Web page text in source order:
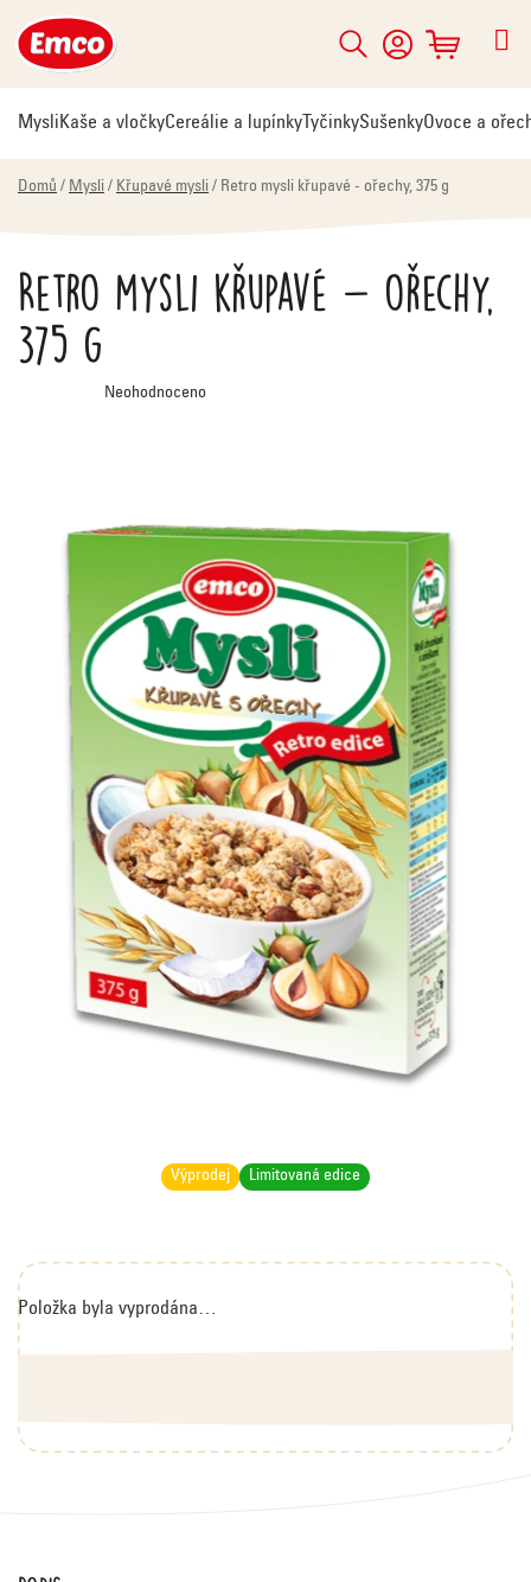
na
obsah
Hledat
NÁKUPNÍ
KOŠÍK
MysliKaše a vločkyCereálie a lupínky TyčinkySušenkyOvoce a
Domů / Mysli / Křupavé mysli / Retro mysli křupavé - ořechy, 375 g
Položka byla vyprodána…
Retro mysli křupavé - ořechy,
375 g
Průměrné
hodnocení
Neohodnoceno
Výprodej Limitovaná edice